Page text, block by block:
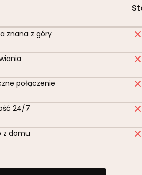
znana z góry
połączenie
24/7
z domu